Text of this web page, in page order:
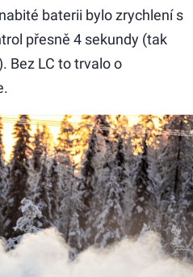
baterii bylo zrychlení s
přesně 4 sekundy (tak
Bez LC to trvalo o